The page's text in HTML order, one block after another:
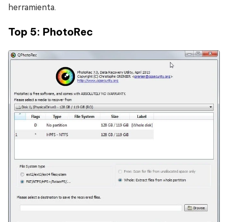
herramienta.
Top 5: PhotoRec